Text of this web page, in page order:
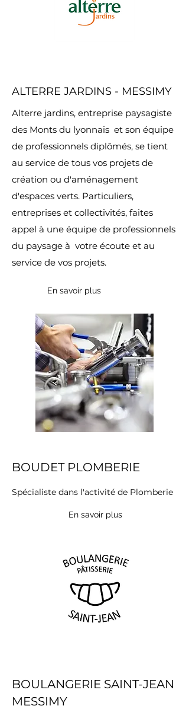
ALTERRE JARDINS - MESSIMY
Alterre jardins, entreprise paysagiste
des Monts du lyonnais et son équipe
de professionnels diplômés, se tient
au service de tous vos projets de
création ou d'aménagement
d'espaces verts. Particuliers,
entreprises et collectivités, faites
appel à une équipe de professionnels
du paysage à votre écoute et au
service de vos projets.
En savoir plus
BOUDET PLOMBERIE
Spécialiste dans l'activité de Plomberie
En savoir plus
BOULANGERIE SAINT-JEAN
MESSIMY